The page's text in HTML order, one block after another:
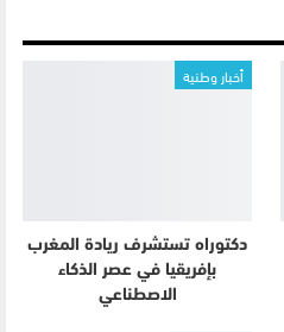
أخبار وطنية
دكتوراه تستشرف ريادة المغرب
بإفريقيا في عصر الذكاء
الاصطناعي